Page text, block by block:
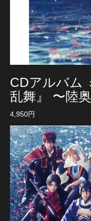
CDアルバム
乱舞』 〜陸
4,950円